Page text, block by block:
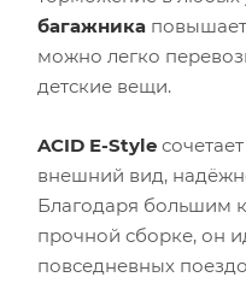
багажника
можно легко
детские вещи.
ACID E-Style
внешний вид,
Благодаря большим
прочной сборке, он
повседневных